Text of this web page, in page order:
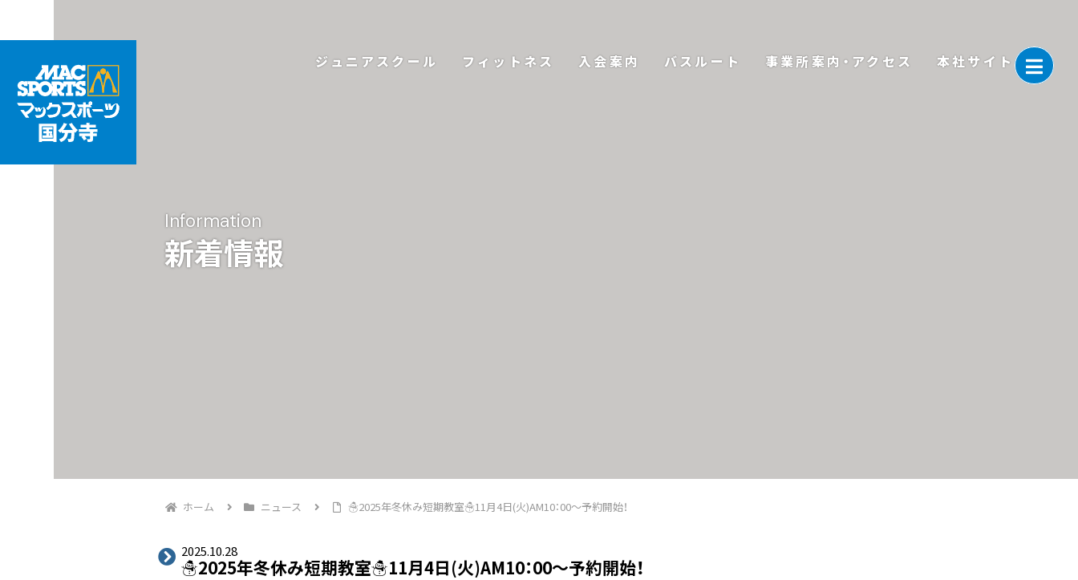
ジュニアスクール フィットネス 入会案内 バスルート 事業所案内・アクセス 本社サイト
Information
新着情報
ホーム ニュース ☃2025年冬休み短期教室☃11月4日(火)AM10：00～予約開始！
2025.10.28
☃2025年冬休み短期教室☃11月4日(火)AM10：00～予約開始！